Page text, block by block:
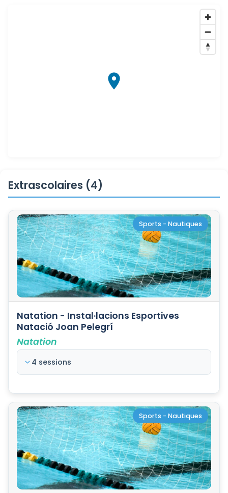
Extrascolaires (4)
Sports - Nautiques
Natation - Instal·lacions Esportives
Natació Joan Pelegrí
Natation
4 sessions
Sports - Nautiques